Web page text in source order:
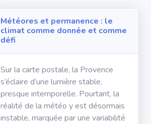
Météores et permanence : le
climat comme donnée et comme
défi
Sur la carte postale, la Provence
s’éclaire d’une lumière stable,
presque intemporelle. Pourtant, la
réalité de la météo y est désormais
instable, marquée par une variabilité